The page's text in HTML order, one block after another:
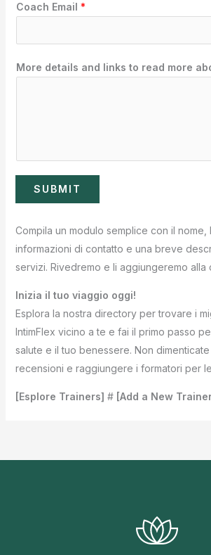
r
n
o
t
Coach Email *
More details and links to read more
SUBMIT
Compila un modulo semplice con il nome,
informazioni di contatto e una breve
servizi. Rivedremo e li aggiungeremo alla
Inizia il tuo viaggio oggi!
Esplora la nostra directory per trovare i
IntimFlex vicino a te e fai il primo passo
salute e il tuo benessere. Non
recensioni e raggiungere i formatori per
[Esplore Trainers] # [Add a New